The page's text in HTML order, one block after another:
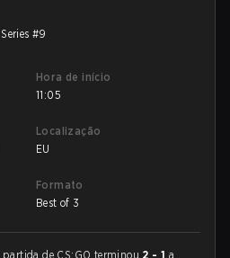
#9
Hora de início
11:05
Localização
EU
Formato
Best of 3
partida de CS:GO terminou 2 - 1 a